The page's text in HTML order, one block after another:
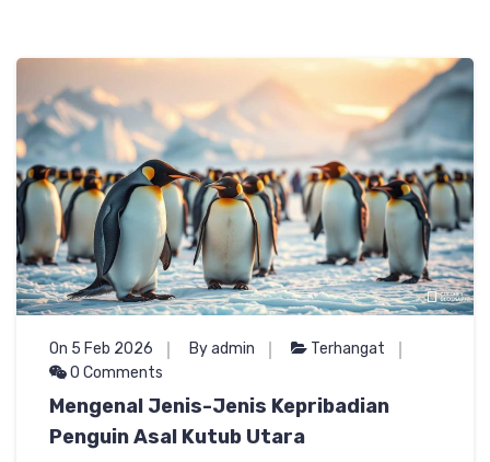
On 5 Feb 2026 By admin
Terhangat
0 Comments
Mengenal Jenis-Jenis Kepribadian
Penguin Asal Kutub Utara